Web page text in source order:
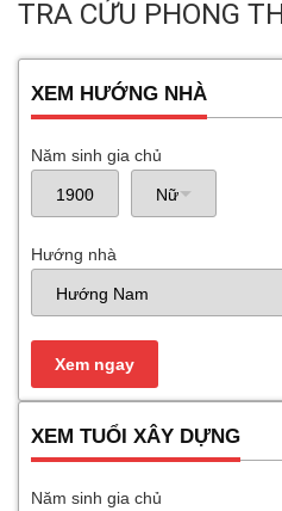
TRA CỨU PHONG
XEM HƯỚNG NHÀ
Năm sinh gia chủ
Hướng nhà
XEM TUỔI XÂY DỰNG
Năm sinh gia chủ